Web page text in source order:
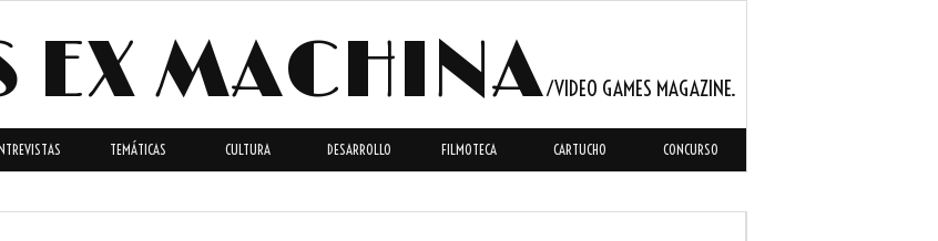
EX MACHINA
TEMÁTICAS CULTURA DESARROLLO FILMOTECA CARTUCHO CONCURSO